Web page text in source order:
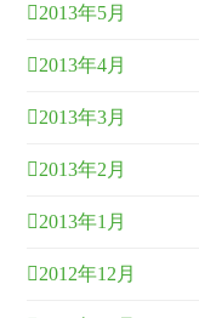
2013年5月
2013年4月
2013年3月
2013年2月
2013年1月
2012年12月